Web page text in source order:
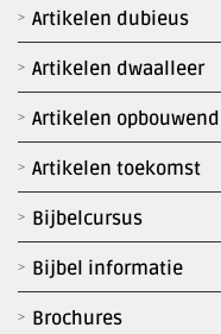
Artikelen dubieus
Artikelen dwaalleer
Artikelen opbouwend
Artikelen toekomst
Bijbelcursus
Bijbel informatie
Brochures